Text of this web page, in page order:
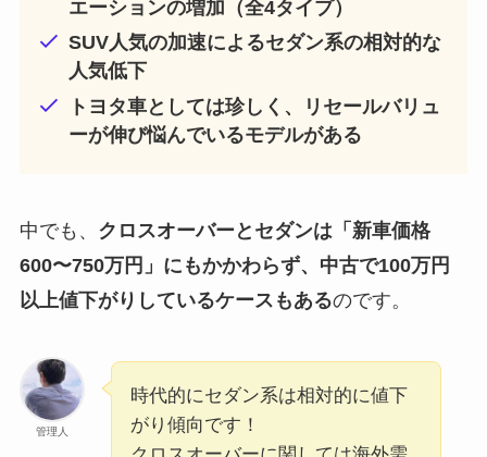
エーションの増加（全4タイプ）
SUV人気の加速によるセダン系の相対的な
人気低下
トヨタ車としては珍しく、リセールバリュ
ーが伸び悩んでいるモデルがある
中でも、 クロスオーバーとセダンは「新車価格
600〜750万円」にもかかわらず、中古で100万円
以上値下がりしているケースもあるのです。
管理人
時代的にセダン系は相対的に値下
がり傾向です！